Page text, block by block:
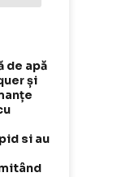
de apă
și
si au